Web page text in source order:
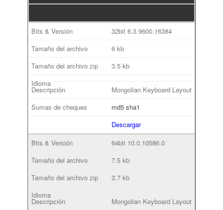
32bit 6.3.9600.16384
6 kb
3.5 kb
Mongolian Keyboard Layout
md5 sha1
Descargar
64bit 10.0.10586.0
7.5 kb
3.7 kb
Mongolian Keyboard Layout